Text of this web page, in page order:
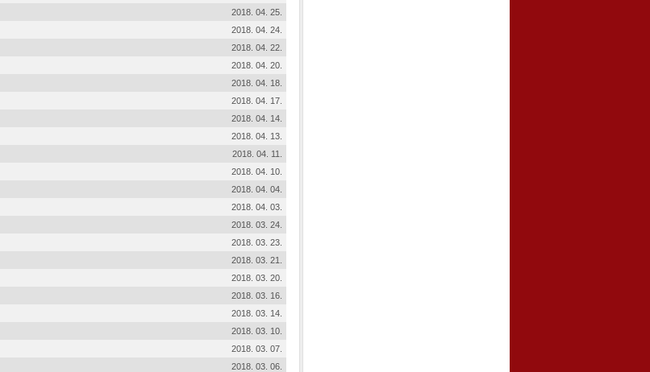
2018. 04. 25.
2018. 04. 24.
2018. 04. 22.
2018. 04. 20.
2018. 04. 18.
2018. 04. 17.
2018. 04. 14.
2018. 04. 13.
2018. 04. 11.
2018. 04. 10.
2018. 04. 04.
2018. 04. 03.
2018. 03. 24.
2018. 03. 23.
2018. 03. 21.
2018. 03. 20.
2018. 03. 16.
2018. 03. 14.
2018. 03. 10.
2018. 03. 07.
2018. 03. 06.